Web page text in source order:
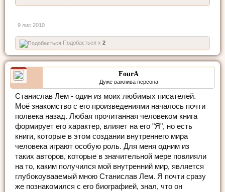
9 лис 2010
Подобається x 2
FourA
Дуже важлива персона
Станислав Лем - один из моих любимых писателей.
Моё знакомство с его произведениями началось почти
полвека назад. Любая прочитанная человеком книга
формирует его характер, влияет на его "Я", но есть
книги, которые в этом создании внутреннего мира
человека играют особую роль. Для меня одним из
таких авторов, которые в значительной мере повлияли
на то, каким получился мой внутренний мир, является
глубокоувааемый мною Станислав Лем. Я почти сразу
же познакомился с его биографией, знал, что он